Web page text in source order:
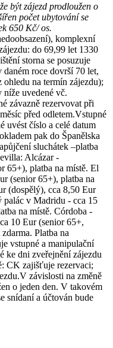
být zájezd prodloužen o
počet ubytování se
650 Kč/ os.
komplexní
do 69,99 let 1330
storna se posuzuje
roce dovrší 70 let,
na termín zájezdu);
uvedené vč.
závazně rezervovat při
před odletem.Vstupné
uvést číslo a celé datum
pak do Španělska
sluchátek –platba
Alcázar -
65+), platba na místě. El
(senior 65+), platba na
(dospělý), cca 8,50 Eur
palác v Madridu - cca 15
na místě. Córdoba -
10 Eur (senior 65+,
Platba na
vstupné a manipulační
ke dni zveřejnění zájezdu
CK zajišťuje rezervaci;
závislosti na změně
o jeden den. V takovém
snídaní a účtován bude